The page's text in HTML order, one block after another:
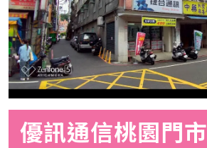
優訊通信桃園門市